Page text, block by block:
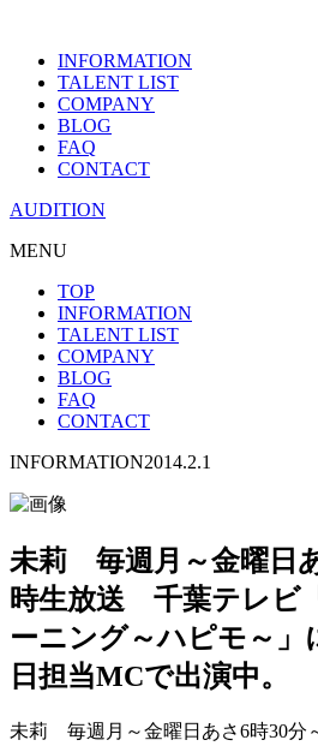
INFORMATION
TALENT LIST
COMPANY
BLOG
FAQ
CONTACT
AUDITION
MENU
TOP
INFORMATION
TALENT LIST
COMPANY
BLOG
FAQ
CONTACT
INFORMATION2014.2.1
未莉 毎週月～金曜日
時生放送 千葉テレビ
ーニング～ハピモ～」
日担当MCで出演中。
未莉 毎週月～金曜日あさ6時30